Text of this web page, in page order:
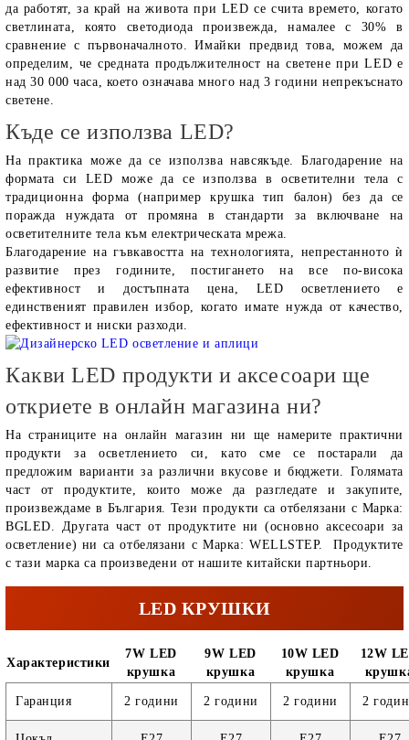
да работят, за край на живота при LED се счита времето, когато
светлината, която светодиода произвежда, намалее с 30% в
сравнение с първоначалното. Имайки предвид това, можем да
определим, че средната продължителност на светене при LED е
над 30 000 часа, което означава много над 3 години непрекъснато
светене.
Къде се използва LED?
На практика може да се използва навсякъде. Благодарение на
формата си LED може да се използва в осветителни тела с
традиционна форма (например крушка тип балон) без да се
поражда нуждата от промяна в стандарти за включване на
осветителните тела към електрическата мрежа.
Благодарение на гъвкавостта на технологията, непрестанното ѝ
развитие през годините, постигането на все по-висока
ефективност и достъпната цена, LED осветлението е
единственият правилен избор, когато имате нужда от качество,
ефективност и ниски разходи.
Какви LED продукти и аксесоари ще
откриете в онлайн магазина ни?
На страниците на онлайн магазин ни ще намерите практични
продукти за осветлението си, като сме се постарали да
предложим варианти за различни вкусове и бюджети. Голямата
част от продуктите, които може да разгледате и закупите,
произвеждаме в България. Тези продукти са отбелязани с Марка:
BGLED. Другата част от продуктите ни (основно аксесоари за
осветление) ни са отбелязани с Марка: WELLSTEP. Продуктите
с тази марка са произведени от нашите китайски партньори.
LED КРУШКИ
Характеристики
7W LED
крушка
9W LED
крушка
10W LED
крушка
12W
Гаранция 2 години 2 години 2 години 2